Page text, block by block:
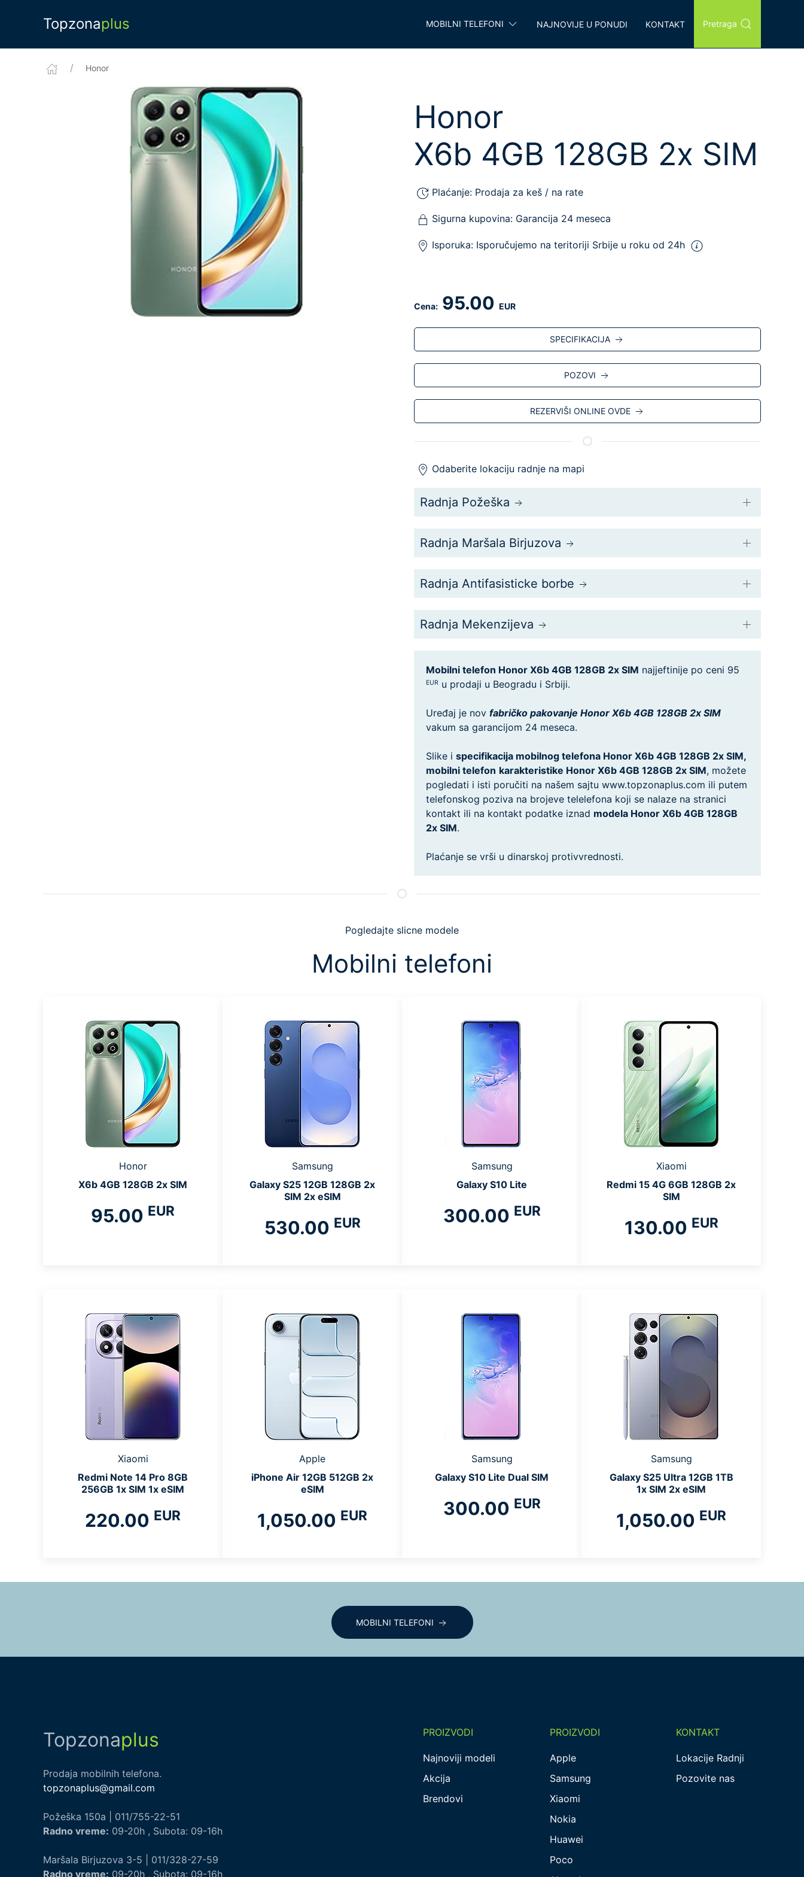
Topzonaplus MOBILNI TELEFONI NAJNOVIJE U PONUDI KONTAKT Pretraga
Honor
Honor
X6b 4GB 128GB 2x SIM
Plaćanje: Prodaja za keš / na rate
Sigurna kupovina: Garancija 24 meseca
Isporuka: Isporučujemo na teritoriji Srbije u roku od 24h
Cena: 95.00 EUR
SPECIFIKACIJA
POZOVI
REZERVIŠI ONLINE OVDE
Odaberite lokaciju radnje na mapi
Radnja Požeška
Radnja Maršala Birjuzova
Radnja Antifasisticke borbe
Radnja Mekenzijeva
Mobilni telefon Honor X6b 4GB 128GB 2x SIM najjeftinije po ceni 95
EUR u prodaji u Beogradu i Srbiji.
Uređaj je nov fabričko pakovanje Honor X6b 4GB 128GB 2x SIM
vakum sa garancijom 24 meseca.
Slike i specifikacija mobilnog telefona Honor X6b 4GB 128GB 2x SIM,
mobilni telefon karakteristike Honor X6b 4GB 128GB 2x SIM, možete
pogledati i isti poručiti na našem sajtu www.topzonaplus.com ili putem
telefonskog poziva na brojeve telelefona koji se nalaze na stranici
kontakt ili na kontakt podatke iznad modela Honor X6b 4GB 128GB
2x SIM.
Plaćanje se vrši u dinarskoj protivvrednosti.
Pogledajte slicne modele
Mobilni telefoni
Honor
X6b 4GB 128GB 2x SIM
95.00 EUR
Samsung
Galaxy S25 12GB 128GB 2x
SIM 2x eSIM
530.00 EUR
Samsung
Galaxy S10 Lite
300.00 EUR
Xiaomi
Redmi 15 4G 6GB 128GB 2x
SIM
130.00 EUR
Xiaomi
Redmi Note 14 Pro 8GB
256GB 1x SIM 1x eSIM
220.00 EUR
Apple
iPhone Air 12GB 512GB 2x
eSIM
1,050.00 EUR
Samsung
Galaxy S10 Lite Dual SIM
300.00 EUR
Samsung
Galaxy S25 Ultra 12GB 1TB
1x SIM 2x eSIM
1,050.00 EUR
MOBILNI TELEFONI
Topzonaplus
Prodaja mobilnih telefona.
topzonaplus@gmail.com
Požeška 150a | 011/755-22-51
Radno vreme: 09-20h , Subota: 09-16h
Maršala Birjuzova 3-5 | 011/328-27-59
Radno vreme: 09-20h , Subota: 09-16h
PROIZVODI
Najnoviji modeli
Akcija
Brendovi
PROIZVODI
Apple
Samsung
Xiaomi
Nokia
Huawei
Poco
KONTAKT
Lokacije Radnji
Pozovite nas